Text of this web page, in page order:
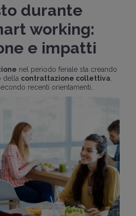
durante
working:
e impatti
nel periodo feriale sta creando
della contrattazione collettiva
secondo recenti orientamenti..